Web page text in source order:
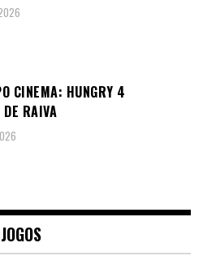
CINEMA: HUNGRY 4
DE RAIVA
JOGOS